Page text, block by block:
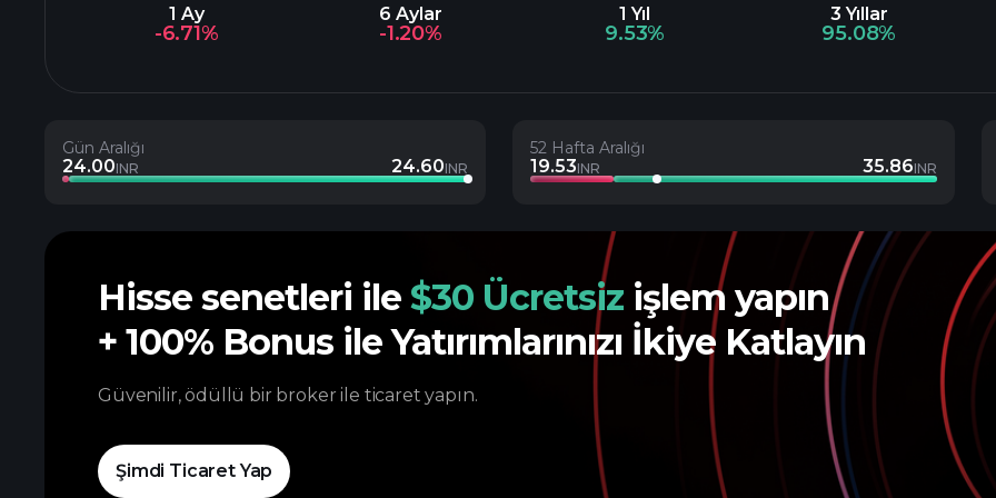
1 Ay
-6.71%
6 Aylar
-1.20%
1 Yıl
9.53%
3 Yıllar
95.08%
Gün Aralığı
24.00INR 24.60INR
52 Hafta Aralığı
19.53INR 35.86INR
Hisse senetleri ile $30 Ücretsiz işlem yapın
+ 100% Bonus ile Yatırımlarınızı İkiye Katlayın
Güvenilir, ödüllü bir broker ile ticaret yapın.
Şimdi Ticaret Yap